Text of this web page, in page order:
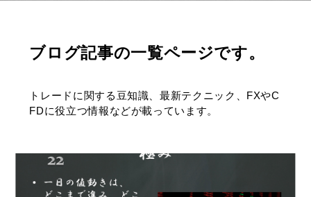
ブログ記事の一覧ページです。
トレードに関する豆知識、最新テクニック、FXやC
FDに役立つ情報などが載っています。